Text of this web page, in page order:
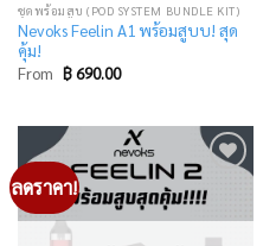
ชุดพร้อมสูบ (POD SYSTEM BUNDLE KIT)
Nevoks Feelin A1 พร้อมสูบบ! สุด
คุ้ม!
From ฿690.00
ลดราคา!
wishlist